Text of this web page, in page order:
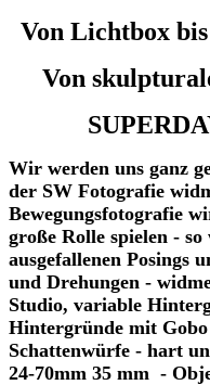
Von Lichtbox
Von
Wir werden uns ganz
der SW Fotografie
Bewegungsfotografie
große Rolle spielen -
ausgefallenen Posings
und Drehungen -
Studio, variable
Hintergründe mit
Schattenwürfe - hart
24-70mm 35 mm -